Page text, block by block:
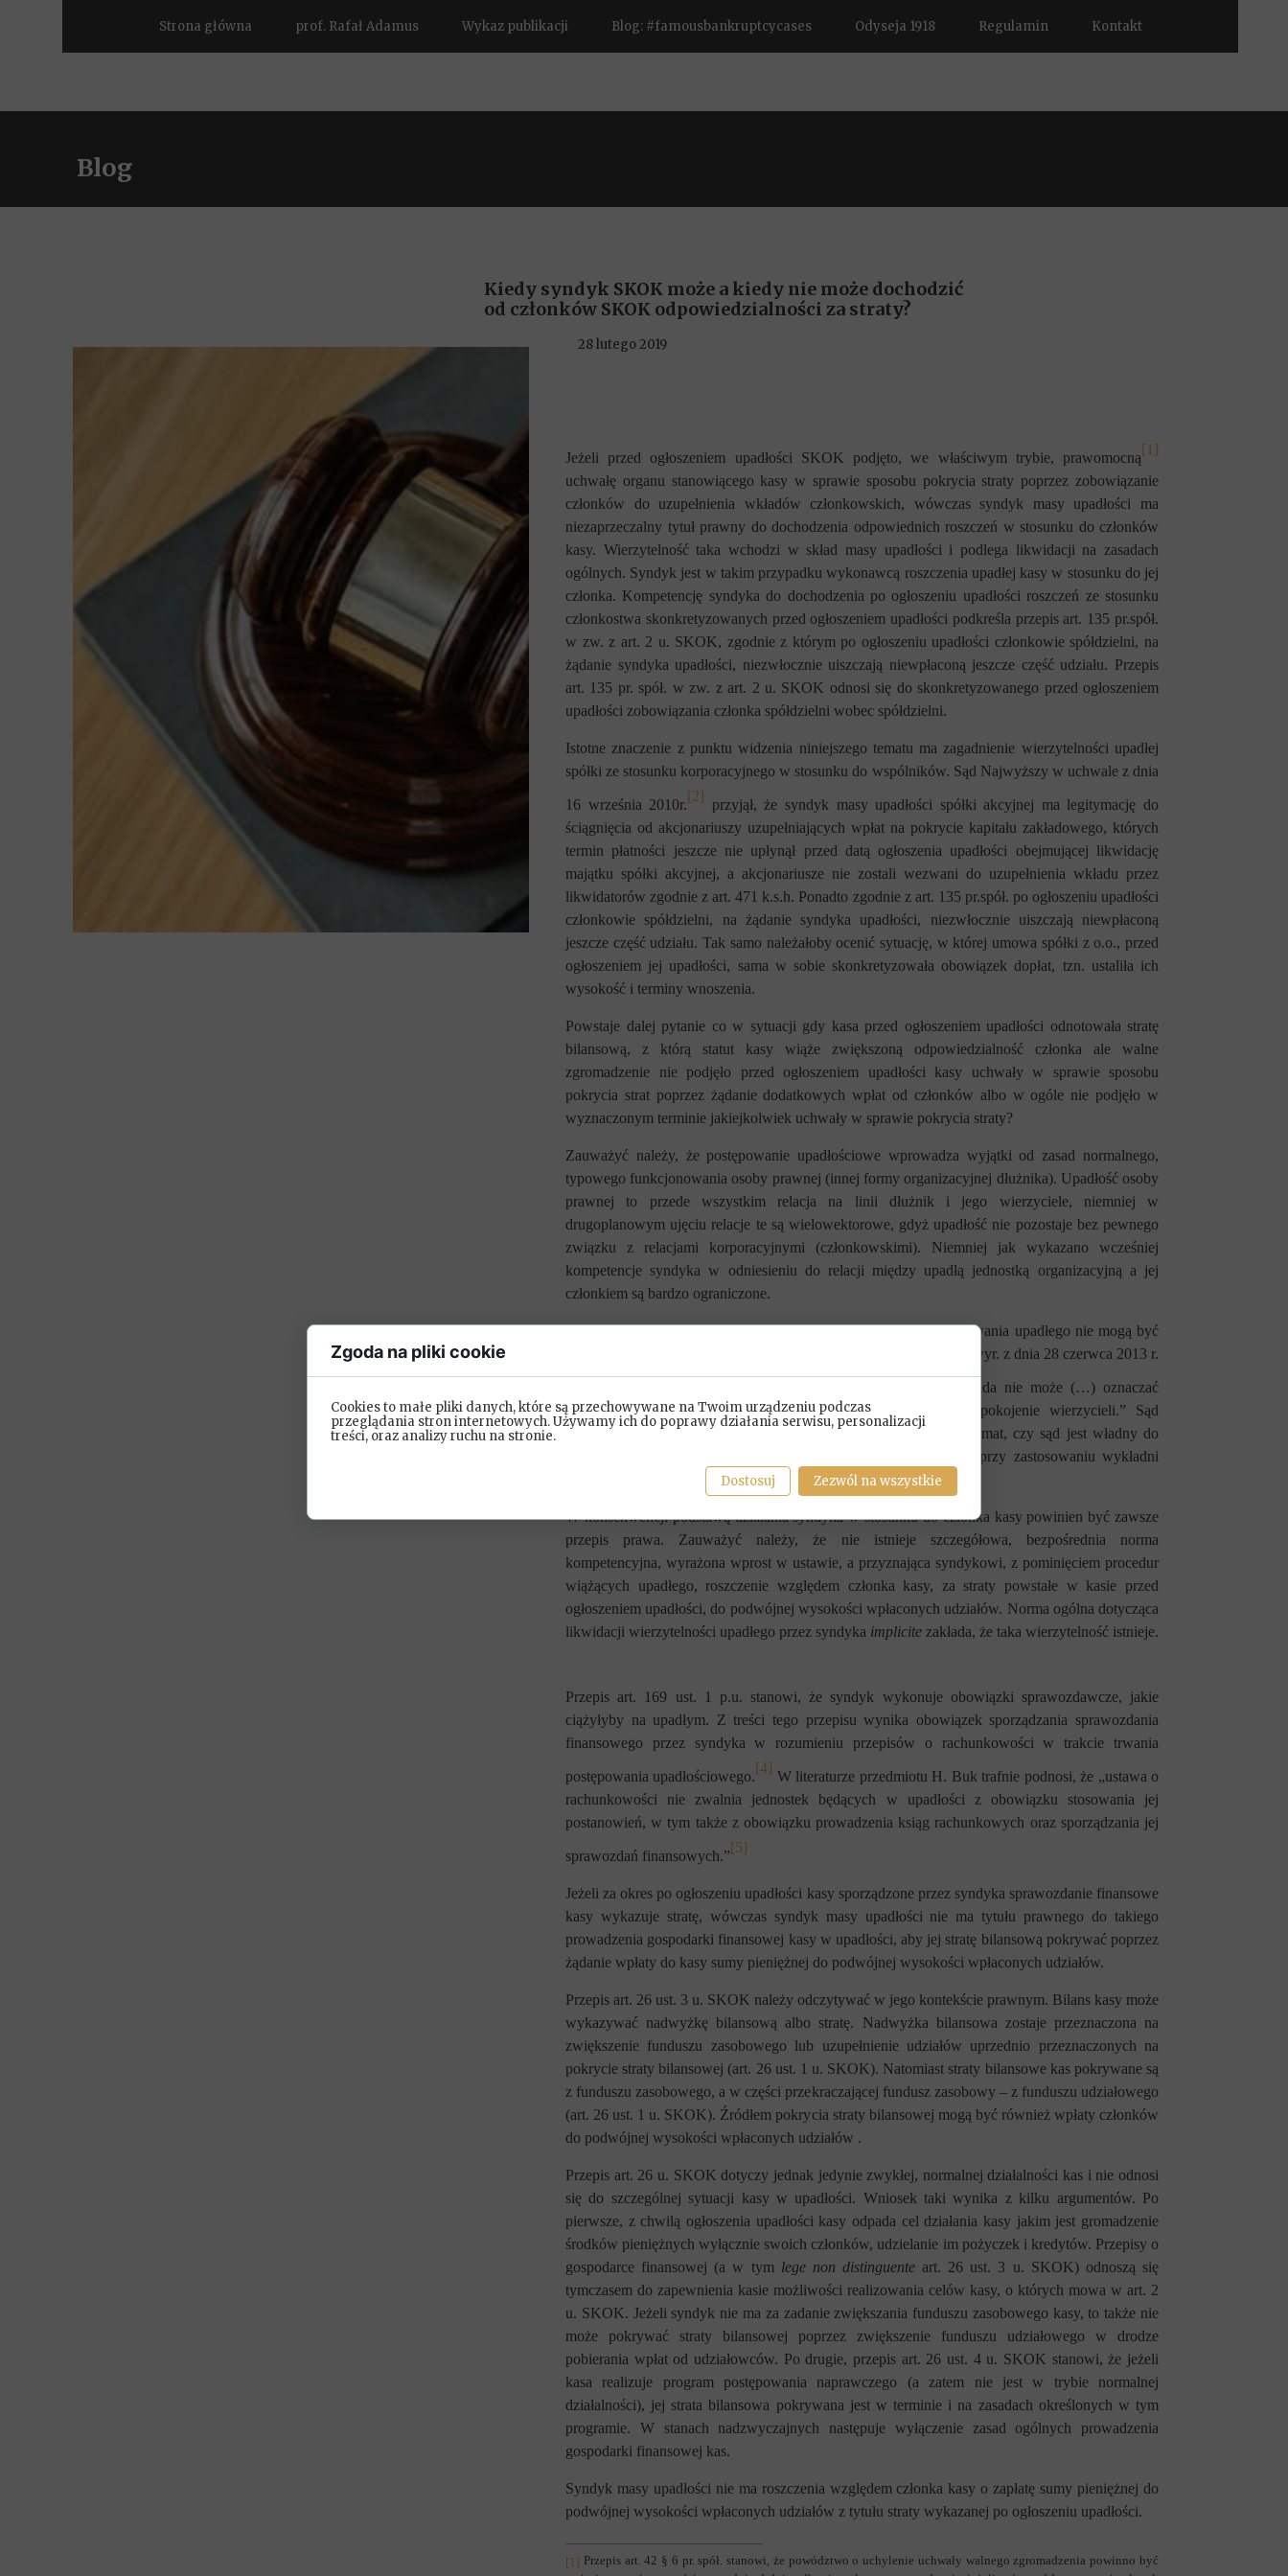
Jeżeli przed ogłoszeniem upadłości SKOK podjęto, we właściwym trybie, prawomocną
[1]
uchwałę organu stanowiącego kasy w sprawie sposobu pokrycia straty poprzez zobowiązanie
członków do uzupełnienia wkładów członkowskich, wówczas syndyk masy upadłości ma
niezaprzeczalny tytuł prawny do dochodzenia odpowiednich roszczeń w stosunku do członków
kasy. Wierzytelność taka wchodzi w skład masy upadłości i podlega likwidacji na zasadach
ogólnych. Syndyk jest w takim przypadku wykonawcą roszczenia upadłej kasy w stosunku do jej
członka. Kompetencję syndyka do dochodzenia po ogłoszeniu upadłości roszczeń ze stosunku
członkostwa skonkretyzowanych przed ogłoszeniem upadłości podkreśla przepisart. 135 pr.spół.
w zw. z art. 2 u. SKOK, zgodnie z którym po ogłoszeniu upadłości członkowie spółdzielni, na
żądanie syndyka upadłości, niezwłocznie uiszczają niewpłaconą jeszcze część udziału. Przepis
art. 135 pr. spół. w zw. z art. 2 u. SKOK odnosi się do skonkretyzowanego przed ogłoszeniem
upadłości zobowiązania członka spółdzielni wobec spółdzielni.
Istotne znaczenie z punktu widzenia niniejszego tematu ma zagadnienie wierzytelności upadłej
spółki ze stosunku korporacyjnego w stosunku do wspólników. Sąd Najwyższy w uchwale z dnia
16 września 2010r.
[2]
przyjął, że syndyk masy upadłości spółki akcyjnej ma legitymację do
ściągnięcia od akcjonariuszy uzupełniających wpłat na pokrycie kapitału zakładowego, których
termin płatności jeszcze nie upłynął przed datą ogłoszenia upadłości obejmującej likwidację
majątku spółki akcyjnej, a akcjonariusze nie zostali wezwani do uzupełnienia wkładu przez
likwidatorów zgodnie z art. 471 k.s.h. Ponadto zgodnie z art. 135 pr.spół. po ogłoszeniu upadłości
członkowie spółdzielni, na żądanie syndyka upadłości, niezwłocznie uiszczają niewpłaconą
jeszcze część udziału. Tak samo należałoby ocenić sytuację, w której umowa spółki z o.o., przed
ogłoszeniem jej upadłości, sama w sobie skonkretyzowała obowiązek dopłat, tzn. ustaliła ich
wysokość i terminy wnoszenia.
Powstaje dalej pytanie co w sytuacji gdy kasa przed ogłoszeniem upadłości odnotowała stratę
bilansową, z którą statut kasy wiąże zwiększoną odpowiedzialność członka ale walne
zgromadzenie nie podjęło przed ogłoszeniem upadłości kasy uchwały w sprawie sposobu
pokrycia strat poprzez żądanie dodatkowych wpłat od członków albo w ogóle nie podjęło w
wyznaczonym terminie jakiejkolwiek uchwały w sprawie pokrycia straty?
Zauważyć należy, że postępowanie upadłościowe wprowadza wyjątki od zasad normalnego,
typowego funkcjonowania osoby prawnej (innej formy organizacyjnej dłużnika). Upadłość osoby
prawnej to przede wszystkim relacja na linii dłużnik i jego wierzyciele, niemniej w
drugoplanowym ujęciu relacje te są wielowektorowe, gdyż upadłość nie pozostaje bez pewnego
związku z relacjami korporacyjnymi (członkowskimi). Niemniej jak wykazano wcześniej
kompetencje syndyka w odniesieniu do relacji między upadłą jednostką organizacyjną a jej
członkiem są bardzo ograniczone.
Przepisy o upadłości w odniesieniu do zasad typowego funkcjonowania upadłego nie mogą być
w wyr. z dnia 28 czerwca 2013 r.
[3]
wyraził trafny pogląd, że „przewidziana w art. 2 p.u.n. zasada nie może (…) oznaczać
tworzenia dodatkowych norm prawnych, które ułatwiałyby zaspokojenie wierzycieli.” Sąd
Apelacyjny w Gdańsku
rozstrzygnął w ten sposób konkretny dylemat, czy sąd jest władny do
uzupełnienia treści konkretnego przepisu prawa upadłościowego przy zastosowaniu wykładni
W konsekwencji podstawą działania syndyka w stosunku do członka kasy powinien być zawsze
przepis prawa. Zauważyć należy, że nie istnieje szczegółowa, bezpośrednia norma
kompetencyjna, wyrażona wprost w ustawie, a przyznająca syndykowi, z pominięciem procedur
wiążących upadłego, roszczenie względem członka kasy, za straty powstałe w kasie przed
ogłoszeniem upadłości, do podwójnej wysokości wpłaconych udziałów. Norma ogólna dotycząca
likwidacji wierzytelności upadłego przez syndyka implicite zakłada, że taka wierzytelność istnieje.
Przepis art. 169 ust. 1 p.u. stanowi, że syndyk wykonuje obowiązki sprawozdawcze, jakie
ciążyłyby na upadłym. Z treści tego przepisu wynika obowiązek sporządzania sprawozdania
finansowego przez syndyka w rozumieniu przepisów o rachunkowości w trakcie trwania
postępowania upadłościowego.
[4]
W literaturze przedmiotu H. Buk trafnie podnosi, że „ustawa o
rachunkowości nie zwalnia jednostek będących w upadłości z obowiązku stosowania jej
postanowień, w tym także z obowiązku prowadzenia ksiąg rachunkowych oraz sporządzania jej
sprawozdań finansowych.”
[5]
Jeżeli za okres po ogłoszeniu upadłości kasy sporządzone przez syndyka sprawozdanie finansowe
kasy wykazuje stratę, wówczas syndyk masy upadłości nie ma tytułu prawnego do takiego
prowadzenia gospodarki finansowej kasy w upadłości, aby jej stratę bilansową pokrywać poprzez
żądanie wpłaty do kasy sumy pieniężnej do podwójnej wysokości wpłaconych udziałów.
Przepis art. 26 ust. 3 u. SKOK należy odczytywać w jego kontekście prawnym. Bilans kasy może
wykazywać nadwyżkę bilansową albo stratę. Nadwyżka bilansowa zostaje przeznaczona na
zwiększenie funduszu zasobowego lub uzupełnienie udziałów uprzednio przeznaczonych na
pokrycie straty bilansowej (art. 26 ust. 1 u. SKOK). Natomiast straty bilansowe kas pokrywane są
z funduszu zasobowego, a w części przekraczającej fundusz zasobowy – z funduszu udziałowego
(art. 26 ust. 1 u. SKOK). Źródłem pokrycia straty bilansowej mogą być również wpłaty członków
do podwójnej wysokości wpłaconych udziałów .
Przepis art. 26 u. SKOK dotyczy jednak jedynie zwykłej, normalnej działalności kas i nie odnosi
się do szczególnej sytuacji kasy w upadłości. Wniosek taki wynika z kilku argumentów. Po
pierwsze, z chwilą ogłoszenia upadłości kasy odpada cel działania kasy jakim jest gromadzenie
środków pieniężnych wyłącznie swoich członków, udzielanie im pożyczek i kredytów. Przepisy o
gospodarce finansowej (a w tym lege non distinguenteart. 26 ust. 3 u. SKOK) odnoszą się
tymczasem do zapewnienia kasie możliwości realizowania celów kasy, o których mowa w art. 2
u. SKOK. Jeżeli syndyk nie ma za zadanie zwiększania funduszu zasobowego kasy, to także nie
może pokrywać straty bilansowej poprzez zwiększenie funduszu udziałowego w drodze
pobierania wpłat od udziałowców. Po drugie, przepis art. 26 ust. 4 u. SKOK stanowi, że jeżeli
kasa realizuje program postępowania naprawczego (a zatem nie jest w trybie normalnej
działalności), jej strata bilansowa pokrywana jest w terminie i na zasadach określonych w tym
programie. W stanach nadzwyczajnych następuje wyłączenie zasad ogólnych prowadzenia
gospodarki finansowej kas.
Syndyk masy upadłości nie ma roszczenia względem członka kasy o zapłatę sumy pieniężnej do
podwójnej wysokości wpłaconych udziałów z tytułu straty wykazanej po ogłoszeniu upadłości.
[1] Przepis art. 42 § 6 pr. spół. stanowi, że powództwo o uchylenie uchwały walnego zgromadzenia powinno być
Strona główna prof. Rafał Adamus Wykaz publikacji Blog: #famousbankruptcycases Odyseja 1918 Regulamin Kontakt
Blog
28 lutego 2019
Kiedy syndyk SKOK może a kiedy nie może dochodzić
od członków SKOK odpowiedzialności za straty?
Zgoda na pliki cookie
Cookies to małe pliki danych, które są przechowywane na Twoim urządzeniu podczas
przeglądania stron internetowych. Używamy ich do poprawy działania serwisu, personalizacji
treści, oraz analizy ruchu na stronie.
Dostosuj Zezwól na wszystkie